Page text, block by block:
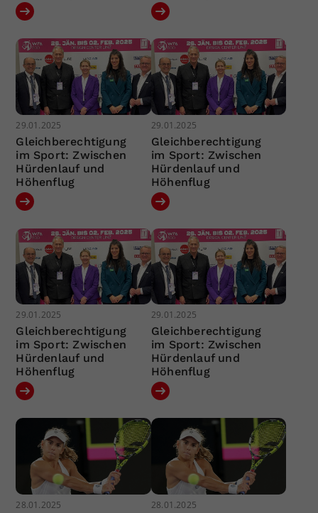
29.01.2025
Gleichberechtigung
im Sport: Zwischen
Hürdenlauf und
Höhenflug
29.01.2025
Gleichberechtigung
im Sport: Zwischen
Hürdenlauf und
Höhenflug
29.01.2025
Gleichberechtigung
im Sport: Zwischen
Hürdenlauf und
Höhenflug
29.01.2025
Gleichberechtigung
im Sport: Zwischen
Hürdenlauf und
Höhenflug
28.01.2025 28.01.2025